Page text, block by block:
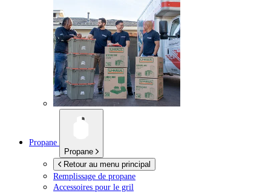
Propane
Propane
Retour au menu principal
Remplissage de propane
Accessoires pour le gril